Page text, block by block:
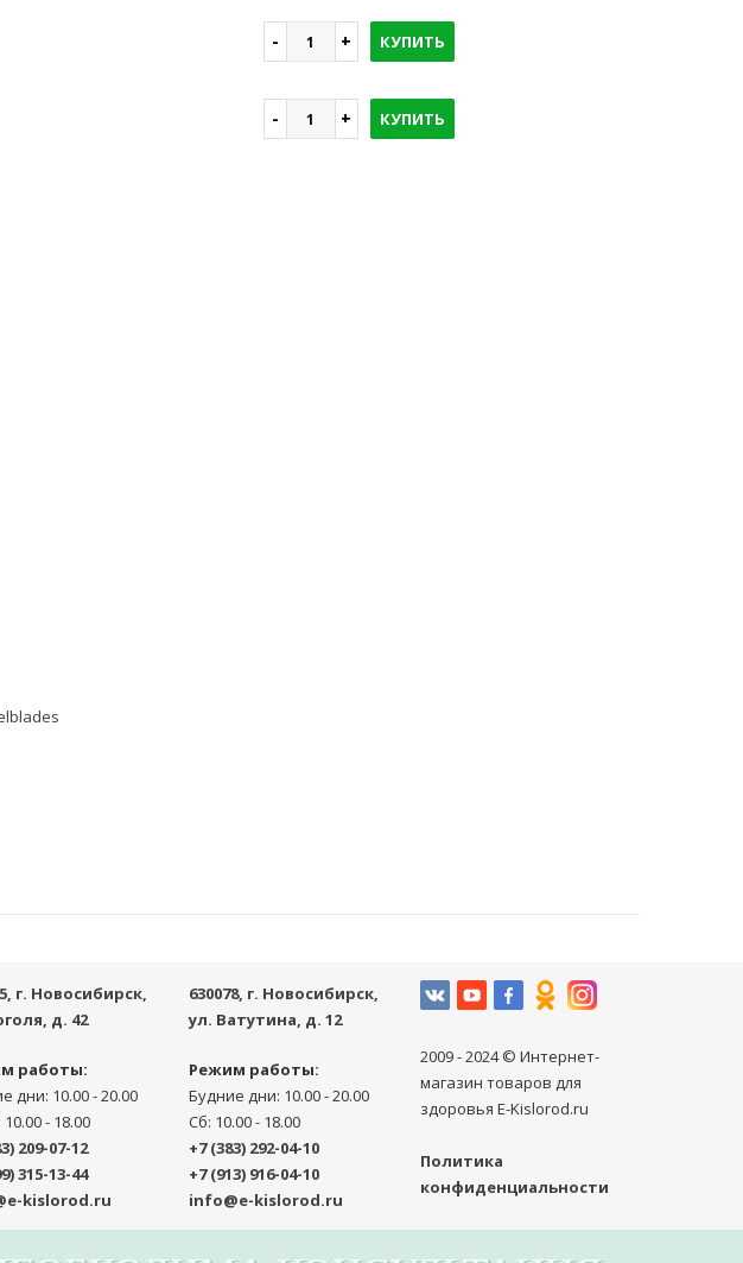
КУПИТЬ
КУПИТЬ
, г. Новосибирск,
д. 42
работы:
дни: 10.00 - 20.00
- 18.00
209-07-12
315-13-44
kislorod.ru
630078, г. Новосибирск,
ул. Ватутина, д. 12
Режим работы:
Будние дни: 10.00 - 20.00
Сб: 10.00 - 18.00
+7 (383) 292-04-10
+7 (913) 916-04-10
info@e-kislorod.ru
2009 - 2024 © Интернет-
магазин товаров для
здоровья E-Kislorod.ru
Политика
конфиденциальности